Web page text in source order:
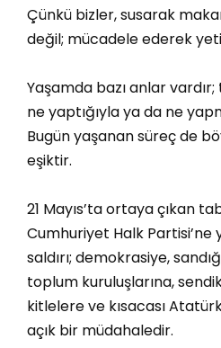
Çünkü bizler, susarak
değil; mücadele ederek
Yaşamda bazı anlar
ne yaptığıyla ya da ne
Bugün yaşanan süreç de
eşiktir.
21 Mayıs’ta ortaya çıkan
Cumhuriyet Halk Partisi’ne
saldırı; demokrasiye,
toplum kuruluşlarına,
kitlelere ve kısacası
açık bir müdahaledir.